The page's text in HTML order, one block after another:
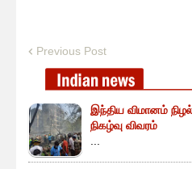
Previous Post
இந்திய விமானம்
நிகழ்வு விவரம்
...